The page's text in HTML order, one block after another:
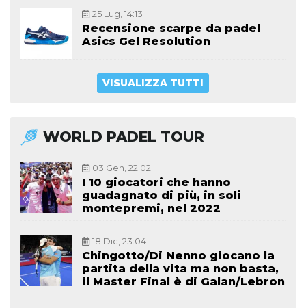
25 Lug, 14:13
Recensione scarpe da padel
Asics Gel Resolution
VISUALIZZA TUTTI
WORLD PADEL TOUR
03 Gen, 22:02
I 10 giocatori che hanno
guadagnato di più, in soli
montepremi, nel 2022
18 Dic, 23:04
Chingotto/Di Nenno giocano la
partita della vita ma non basta,
il Master Final è di Galan/Lebron